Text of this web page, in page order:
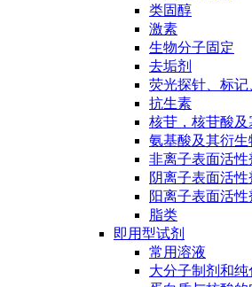
类固醇
激素
生物分子固定
去垢剂
荧光探针、标
抗生素
核苷，核苷酸及
氨基酸及其衍生
非离子表面活性
阴离子表面活性
阳离子表面活性
脂类
即用型试剂
常用溶液
大分子制剂和纯